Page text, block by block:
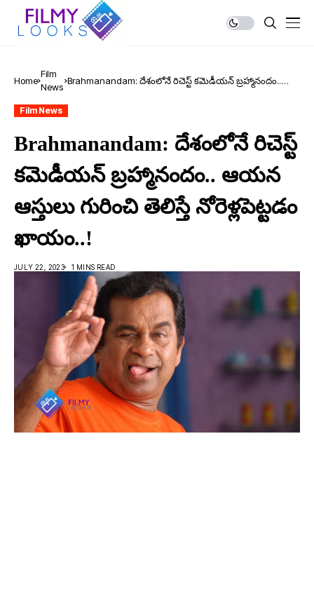
Home
Film
News
Brahmanandam: దేశంలోనే రిచెస్ట్ క‌మెడీయన్ బ్ర‌హ్మానందం..
Film News
Brahmanandam: దేశంలోనే రిచెస్ట్
క‌మెడీయన్ బ్ర‌హ్మానందం.. ఆయన
ఆస్తులు గురించి తెలిస్తే నోరెళ్ల‌పెట్ట‌డం
ఖాయం..!
JULY 22, 2023 1 MINS READ